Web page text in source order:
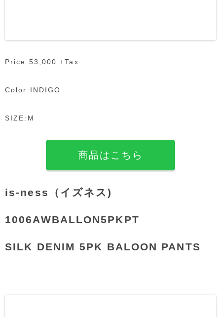
Price:53,000 +Tax
Color:INDIGO
SIZE:M
商品はこちら
is-ness（イズネス)
1006AWBALLON5PKPT
SILK DENIM 5PK BALOON PANTS